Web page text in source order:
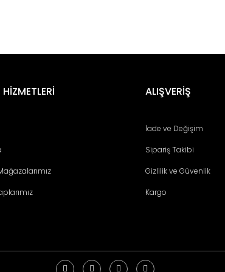
Yorum YazALIŞVERİŞ
İade ve Değişim
Sipariş Takibi
Gizlilik ve Güvenlik
Kargo